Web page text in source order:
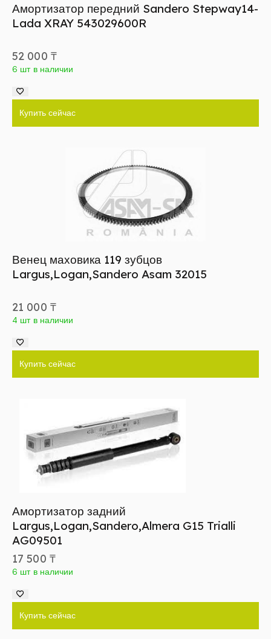
Амортизатор передний Sandero Stepway14-
Lada XRAY 543029600R
52 000 ₸
6 шт в наличии
Купить сейчас
Венец маховика 119 зубцов
Largus,Logan,Sandero Asam 32015
21 000 ₸
4 шт в наличии
Купить сейчас
Амортизатор задний
Largus,Logan,Sandero,Almera G15 Trialli
AG09501
17 500 ₸
6 шт в наличии
Купить сейчас